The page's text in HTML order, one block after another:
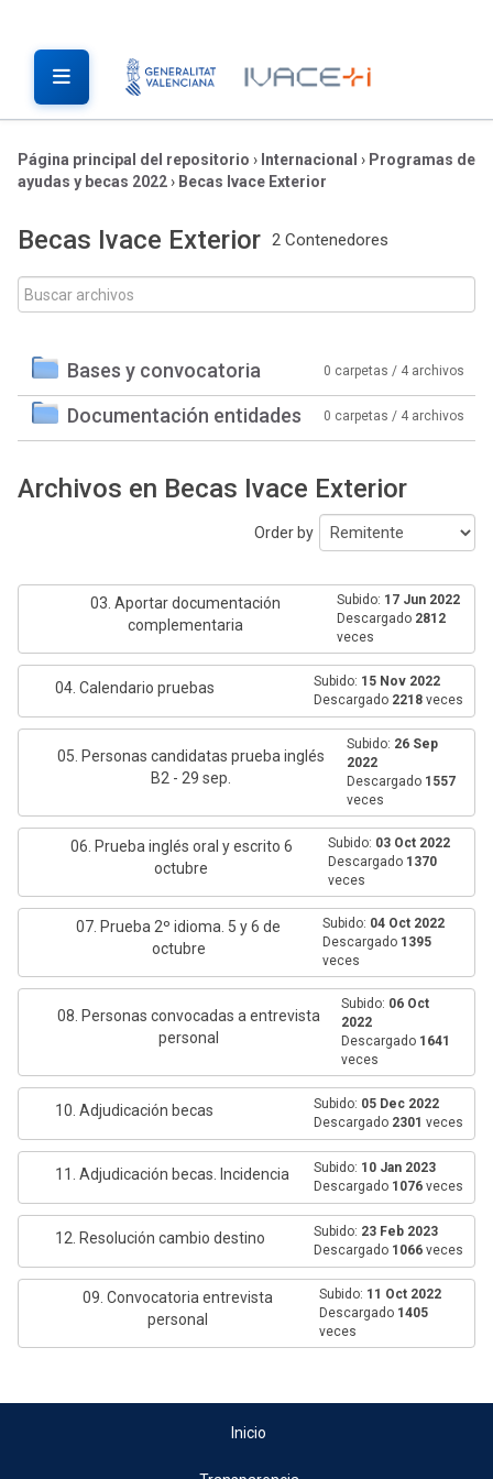
Página principal del repositorio › Internacional › Programas de
ayudas y becas 2022› Becas Ivace Exterior
Becas Ivace Exterior 2 Contenedores
Bases y convocatoria 0 carpetas / 4 archivos
Documentación entidades 0 carpetas / 4 archivos
Archivos en Becas Ivace Exterior
Order by
03. Aportar documentación
complementaria
Subido: 17 Jun 2022
Descargado 2812
veces
04. Calendario pruebas Subido: 15 Nov 2022
Descargado 2218 veces
05. Personas candidatas prueba inglés
B2 - 29 sep.
Subido: 26 Sep
2022
Descargado 1557
veces
06. Prueba inglés oral y escrito 6
octubre
Subido: 03 Oct 2022
Descargado 1370
veces
07. Prueba 2º idioma. 5 y 6 de
octubre
Subido: 04 Oct 2022
Descargado 1395
veces
08. Personas convocadas a entrevista
personal
Subido: 06 Oct
2022
Descargado 1641
veces
10. Adjudicación becas Subido: 05 Dec 2022
Descargado 2301 veces
11. Adjudicación becas. Incidencia Subido: 10 Jan 2023
Descargado 1076 veces
12. Resolución cambio destino Subido: 23 Feb 2023
Descargado 1066 veces
09. Convocatoria entrevista
personal
Subido: 11 Oct 2022
Descargado 1405
veces
Inicio